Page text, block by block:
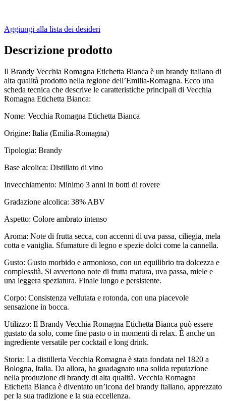
Aggiungi alla lista dei desideri
Descrizione prodotto
Il Brandy Vecchia Romagna Etichetta Bianca è un brandy italiano di
alta qualità prodotto nella regione dell’Emilia-Romagna. Ecco una
scheda tecnica che descrive le caratteristiche principali di Vecchia
Romagna Etichetta Bianca:
Nome: Vecchia Romagna Etichetta Bianca
Origine: Italia (Emilia-Romagna)
Tipologia: Brandy
Base alcolica: Distillato di vino
Invecchiamento: Minimo 3 anni in botti di rovere
Gradazione alcolica: 38% ABV
Aspetto: Colore ambrato intenso
Aroma: Note di frutta secca, con accenni di uva passa, ciliegia, mela
cotta e vaniglia. Sfumature di legno e spezie dolci come la cannella.
Gusto: Gusto morbido e armonioso, con un equilibrio tra dolcezza e
complessità. Si avvertono note di frutta matura, uva passa, miele e
una leggera speziatura. Finale lungo e persistente.
Corpo: Consistenza vellutata e rotonda, con una piacevole
sensazione in bocca.
Utilizzo: Il Brandy Vecchia Romagna Etichetta Bianca può essere
gustato da solo, come fine pasto o in momenti di relax. È anche un
ingrediente versatile per cocktail e long drink.
Storia: La distilleria Vecchia Romagna è stata fondata nel 1820 a
Bologna, Italia. Da allora, ha guadagnato una solida reputazione
nella produzione di brandy di alta qualità. Vecchia Romagna
Etichetta Bianca è diventato un’icona del brandy italiano, apprezzato
per la sua tradizione e la sua eccellenza.